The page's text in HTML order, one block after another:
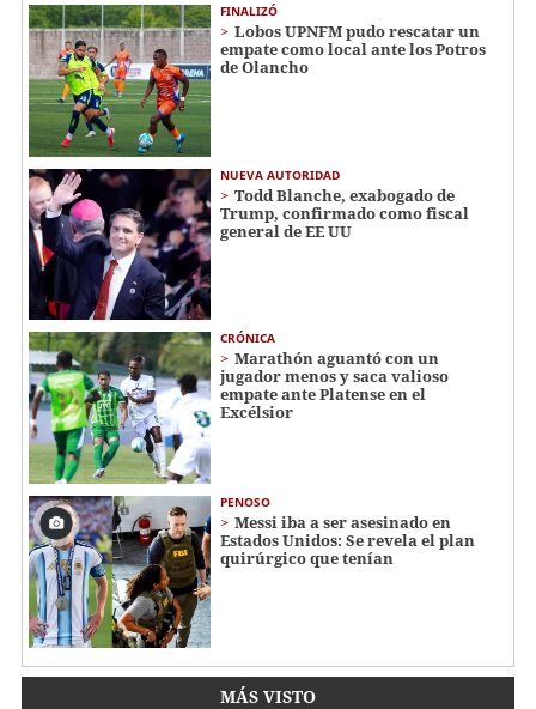
FINALIZÓ
Lobos UPNFM pudo rescatar un
empate como local ante los Potros
de Olancho
NUEVA AUTORIDAD
Todd Blanche, exabogado de
Trump, confirmado como fiscal
general de EE UU
CRÓNICA
Marathón aguantó con un
jugador menos y saca valioso
empate ante Platense en el
Excélsior
PENOSO
Messi iba a ser asesinado en
Estados Unidos: Se revela el plan
quirúrgico que tenían
MÁS VISTO